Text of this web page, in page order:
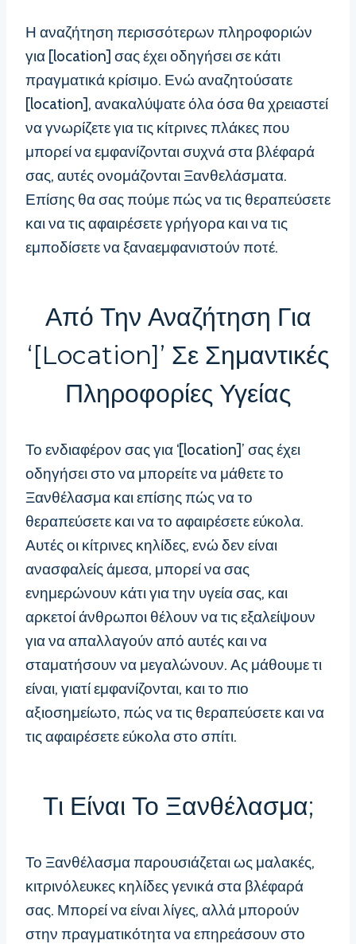
Η αναζήτηση περισσότερων πληροφοριών
για [location] σας έχει οδηγήσει σε κάτι
πραγματικά κρίσιμο. Ενώ αναζητούσατε
[location], ανακαλύψατε όλα όσα θα χρειαστεί
να γνωρίζετε για τις κίτρινες πλάκες που
μπορεί να εμφανίζονται συχνά στα βλέφαρά
σας, αυτές ονομάζονται Ξανθελάσματα.
Επίσης θα σας πούμε πώς να τις θεραπεύσετε
και να τις αφαιρέσετε γρήγορα και να τις
εμποδίσετε να ξαναεμφανιστούν ποτέ.
Από Την Αναζήτηση Για
‘[location]’ Σε Σημαντικές
Πληροφορίες Υγείας
Το ενδιαφέρον σας για ‘[location]’ σας έχει
οδηγήσει στο να μπορείτε να μάθετε το
Ξανθέλασμα και επίσης πώς να το
θεραπεύσετε και να το αφαιρέσετε εύκολα.
Αυτές οι κίτρινες κηλίδες, ενώ δεν είναι
ανασφαλείς άμεσα, μπορεί να σας
ενημερώνουν κάτι για την υγεία σας, και
αρκετοί άνθρωποι θέλουν να τις εξαλείψουν
για να απαλλαγούν από αυτές και να
σταματήσουν να μεγαλώνουν. Ας μάθουμε τι
είναι, γιατί εμφανίζονται, και το πιο
αξιοσημείωτο, πώς να τις θεραπεύσετε και να
τις αφαιρέσετε εύκολα στο σπίτι.
Τι Είναι Το Ξανθέλασμα;
Το Ξανθέλασμα παρουσιάζεται ως μαλακές,
κιτρινόλευκες κηλίδες γενικά στα βλέφαρά
σας. Μπορεί να είναι λίγες, αλλά μπορούν
στην πραγματικότητα να επηρεάσουν στο